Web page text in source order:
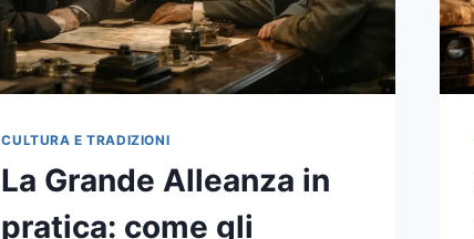
DUE
ROSE
CULTURA E TRADIZIONI
La Grande Alleanza in
pratica: come gli